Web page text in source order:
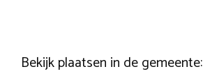
Bekijk plaatsen in de gemeente: